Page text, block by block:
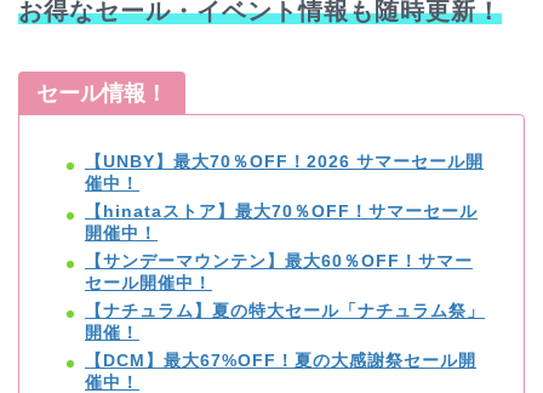
お得なセール・イベント情報も随時更新！
セール情報！
【UNBY】最大70％OFF！2026 サマーセール開
催中！
【hinataストア】最大70％OFF！サマーセール
開催中！
【サンデーマウンテン】最大60％OFF！サマー
セール開催中！
【ナチュラム】夏の特大セール「ナチュラム祭」
開催！
【DCM】最大67%OFF！夏の大感謝祭セール開
催中！